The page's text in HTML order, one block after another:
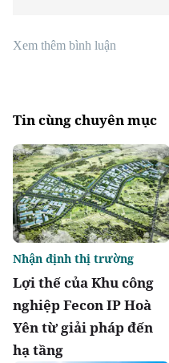
Xem thêm bình luận
Tin cùng chuyên mục
Lợi thế của Khu công
nghiệp Fecon IP Hoà
Yên từ giải pháp đến
hạ tầng
Nhận định thị trường